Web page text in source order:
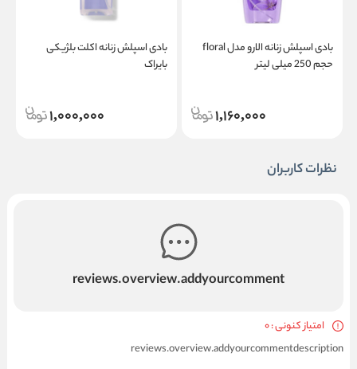
بادی اسپلش زنانه الارو مدل floral
حجم 250 میلی لیتر
1,160,000
بادی اسپلش زنانه اکلت بلژیکی
بایراک
1,000,000
نظرات کاربران
reviews.overview.addyourcomment
امتیاز کنونی : 0
reviews.overview.addyourcommentdescription